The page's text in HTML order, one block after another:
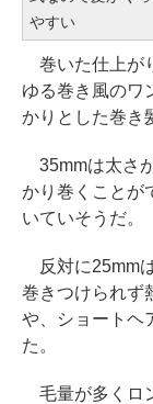
やすい
巻いた仕上が
ゆる巻き風のワ
かりとした巻き
35mmは太さ
かり巻くことが
いていそうだ。
反対に25mm
巻きつけられず
や、ショートヘ
た。
毛量が多くロ